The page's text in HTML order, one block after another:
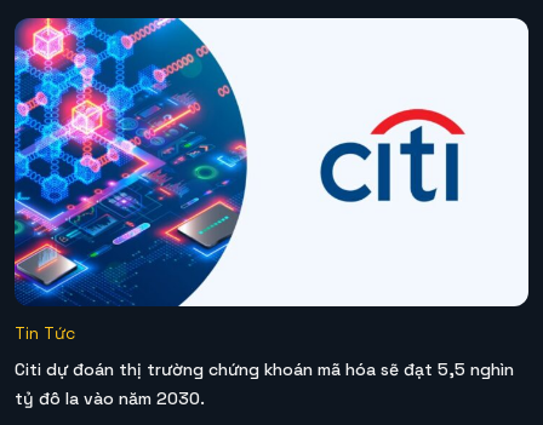
Tin Tức
Citi dự đoán thị trường chứng khoán mã hóa sẽ đạt 5,5 nghìn
tỷ đô la vào năm 2030.